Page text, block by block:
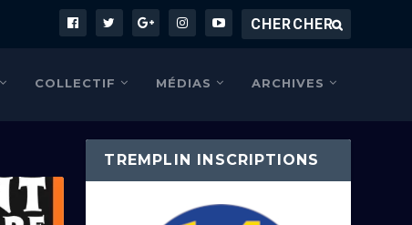
COLLECTIF MÉDIAS ARCHIVES
TREMPLIN INSCRIPTIONS